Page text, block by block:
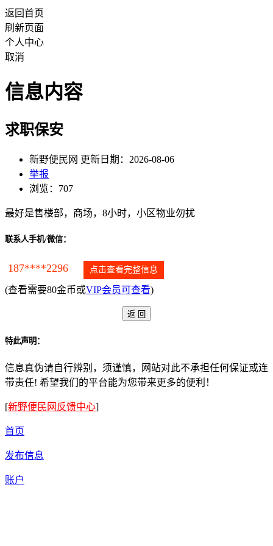
返回首页
刷新页面
个人中心
取消
信息内容
求职保安
新野便民网 更新日期：2026-08-06
举报
浏览：707
最好是售楼部，商场，8小时，小区物业勿扰
联系人手机/微信：
187****2296 点击查看完整信息
(查看需要80金币或VIP会员可查看)
特此声明：
信息真伪请自行辨别，须谨慎，网站对此不承担任何保证或连
带责任! 希望我们的平台能为您带来更多的便利！
[新野便民网反馈中心]
首页
发布信息
账户